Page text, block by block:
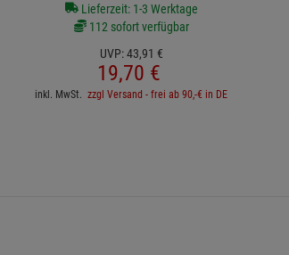
Lieferzeit: 1-3 Werktage
112 sofort verfügbar
UVP:43,91 €
19,70 €
inkl. MwSt. zzgl Versand - frei ab 90,-€ in DE